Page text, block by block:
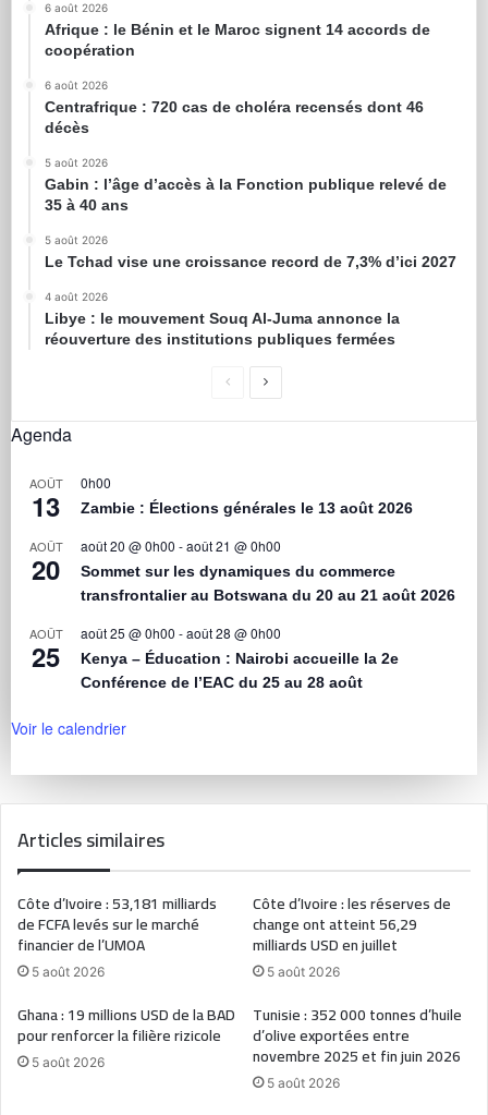
6 août 2026
Afrique : le Bénin et le Maroc signent 14 accords de
coopération
6 août 2026
Centrafrique : 720 cas de choléra recensés dont 46
décès
5 août 2026
Gabin : l’âge d’accès à la Fonction publique relevé de
35 à 40 ans
5 août 2026
Le Tchad vise une croissance record de 7,3% d’ici 2027
4 août 2026
Libye : le mouvement Souq Al-Juma annonce la
réouverture des institutions publiques fermées
Agenda
AOÛT
13
0h00
Zambie : Élections générales le 13 août 2026
AOÛT
20
août 20 @ 0h00 -août 21 @ 0h00
Sommet sur les dynamiques du commerce
transfrontalier au Botswana du 20 au 21 août 2026
AOÛT
25
août 25 @ 0h00 -août 28 @ 0h00
Kenya – Éducation : Nairobi accueille la 2e
Conférence de l’EAC du 25 au 28 août
Voir le calendrier
Articles similaires
Côte d’Ivoire : 53,181 milliards
de FCFA levés sur le marché
financier de l’UMOA
5 août 2026
Côte d’Ivoire : les réserves de
change ont atteint 56,29
milliards USD en juillet
5 août 2026
Ghana : 19 millions USD de la BAD
pour renforcer la filière rizicole
5 août 2026
Tunisie : 352 000 tonnes d’huile
d’olive exportées entre
novembre 2025 et fin juin 2026
5 août 2026